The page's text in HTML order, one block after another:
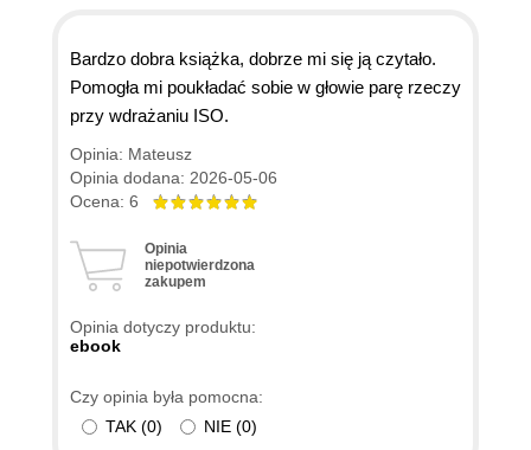
Bardzo dobra książka, dobrze mi się ją czytało.
Pomogła mi poukładać sobie w głowie parę rzeczy
przy wdrażaniu ISO.
Opinia: Mateusz
Opinia dodana: 2026-05-06
Ocena: 6
Opinia
niepotwierdzona
zakupem
Opinia dotyczy produktu:
ebook
Czy opinia była pomocna:
TAK (0) NIE (0)